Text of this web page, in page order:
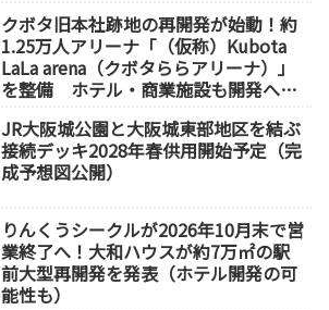
クボタ旧本社跡地の再開発が始動！約
1.25万人アリーナ「（仮称）Kubota
LaLa arena（クボタららアリーナ）」
を整備 ホテル・商業施設も開発へ
JR大阪城公園と大阪城東部地区を結ぶ
接続デッキ2028年春供用開始予定（完
成予想図公開）
りんくうシークルが2026年10月末で営
業終了へ！大和ハウスが約7万㎡の駅
前大型再開発を発表（ホテル開発の可
能性も）